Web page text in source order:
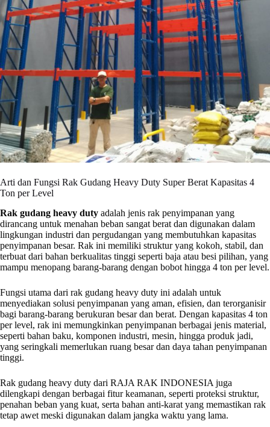
Arti dan Fungsi Rak Gudang Heavy Duty Super Berat Kapasitas 4
Ton per Level
Rak gudang heavy duty adalah jenis rak penyimpanan yang
dirancang untuk menahan beban sangat berat dan digunakan dalam
lingkungan industri dan pergudangan yang membutuhkan kapasitas
penyimpanan besar. Rak ini memiliki struktur yang kokoh, stabil, dan
terbuat dari bahan berkualitas tinggi seperti baja atau besi pilihan, yang
mampu menopang barang-barang dengan bobot hingga 4 ton per level.
Fungsi utama dari rak gudang heavy duty ini adalah untuk
menyediakan solusi penyimpanan yang aman, efisien, dan terorganisir
bagi barang-barang berukuran besar dan berat. Dengan kapasitas 4 ton
per level, rak ini memungkinkan penyimpanan berbagai jenis material,
seperti bahan baku, komponen industri, mesin, hingga produk jadi,
yang seringkali memerlukan ruang besar dan daya tahan penyimpanan
tinggi.
Rak gudang heavy duty dari RAJA RAK INDONESIA juga
dilengkapi dengan berbagai fitur keamanan, seperti proteksi struktur,
penahan beban yang kuat, serta bahan anti-karat yang memastikan rak
tetap awet meski digunakan dalam jangka waktu yang lama.